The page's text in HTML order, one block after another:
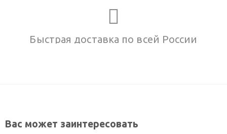
Быстрая доставка по всей России
Вас может заинтересовать